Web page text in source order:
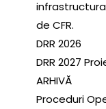
de CFR.
DRR 2026
DRR 2027
ARHIVĂ
Proceduri